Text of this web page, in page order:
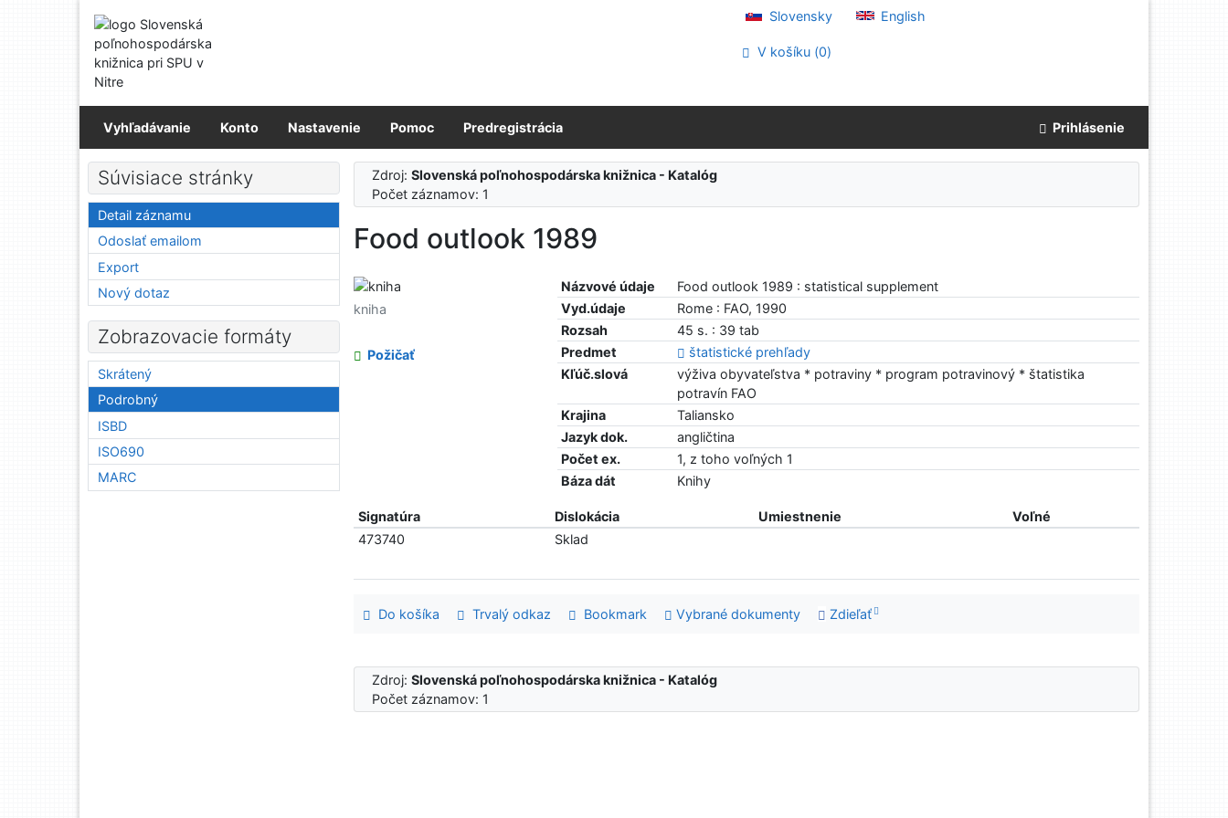
Prejsť na menu
Prehlásenie o webovej prístupnosti
Slovensky English
V košíku (0)
Vyhľadávanie Konto Nastavenie Pomoc Predregistrácia Prihlásenie
Zdroj:Slovenská poľnohospodárska knižnica - Katalóg
Počet záznamov: 1
Food outlook 1989
Názvové údaje
Food outlook 1989 : statistical supplement
Vyd.údaje
Rome : FAO, 1990
Rozsah
45 s. : 39 tab
Predmet
štatistické prehľady
Kľúč.slová
výživa obyvateľstva * potraviny * program potravinový * štatistika
potravín FAO
Krajina
Taliansko
Jazyk dok.
angličtina
Počet ex.
1, z toho voľných 1
Báza dát
Knihy
kniha
Požičať
Signatúra Dislokácia Umiestnenie
Voľné
473740
Sklad
Do košíka Trvalý odkaz Bookmark Vybrané dokumenty Zdieľať
Zdroj:Slovenská poľnohospodárska knižnica - Katalóg
Počet záznamov: 1
Súvisiace stránky
Detail záznamu
Odoslať emailom
Export
Nový dotaz
Zobrazovacie formáty
Skrátený
Podrobný
ISBD
ISO690
MARC